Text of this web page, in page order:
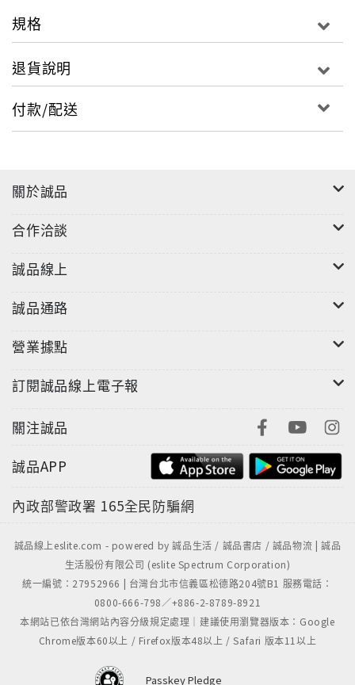
規格
退貨說明
付款/配送
關於誠品
合作洽談
誠品線上
誠品通路
營業據點
訂閱誠品線上電子報
關注誠品
誠品APP
內政部警政署 165全民防騙網
誠品線上eslite.com - powered by 誠品生活 / 誠品書店 / 誠品物流 | 誠品
生活股份有限公司 (eslite Spectrum Corporation)
統一編號：27952966 | 台灣台北市信義區松德路204號B1 服務電話：
0800-666-798／+886-2-8789-8921
本網站已依台灣網站內容分級規定處理｜建議使用瀏覽器版本：Google
Chrome版本60以上 / Firefox版本48以上 / Safari 版本11以上
Passkey Pledge